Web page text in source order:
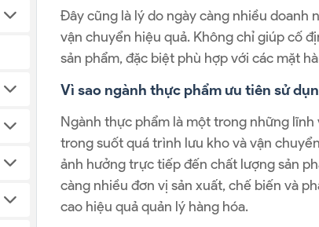
Đây cũng là lý do ngày càng nhiều doanh
vận chuyển hiệu quả. Không chỉ giúp cố
sản phẩm, đặc biệt phù hợp với các mặt
Vì sao ngành thực phẩm ưu tiên sử
Ngành thực phẩm là một trong những
trong suốt quá trình lưu kho và vận
ảnh hưởng trực tiếp đến chất lượng sản
càng nhiều đơn vị sản xuất, chế biến và
cao hiệu quả quản lý hàng hóa.